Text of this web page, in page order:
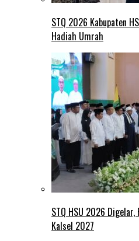
STQ 2026 Kabupaten
Hadiah Umrah
STQ HSU 2026 Digelar,
Kalsel 2027